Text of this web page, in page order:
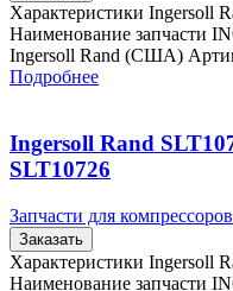
Характеристики Ingersoll
Наименование запчасти
Ingersoll Rand (США)
Подробнее
Ingersoll Rand
SLT10726
Запчасти для компрессоров
Заказать
Характеристики Ingersoll
Наименование запчасти